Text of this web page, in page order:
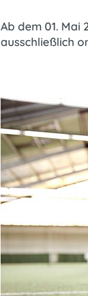
Ab dem 01.
ausschließlich